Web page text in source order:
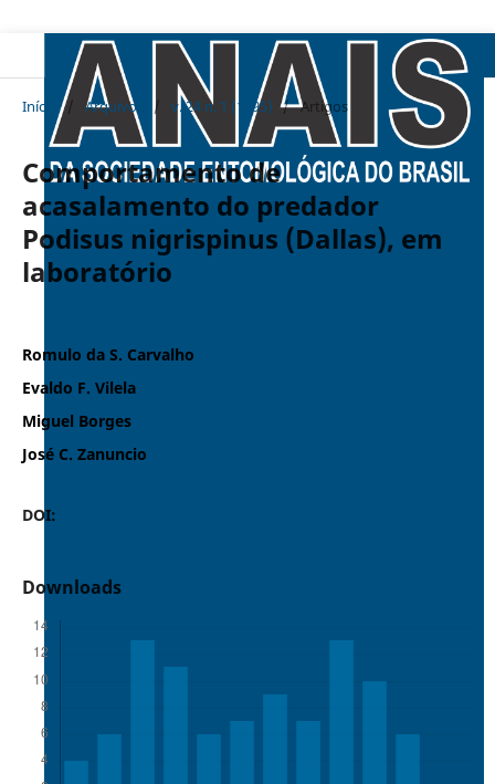
Início / Arquivos / v. 24 n. 1 (1995) / Artigos
Comportamento de
acasalamento do predador
Podisus nigrispinus (Dallas), em
laboratório
Romulo da S. Carvalho
Evaldo F. Vilela
Miguel Borges
José C. Zanuncio
DOI:
Downloads